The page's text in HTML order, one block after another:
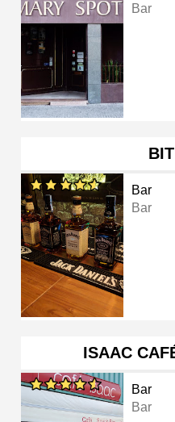
Bar
Bar
Bar
ISAAC
Bar
Bar